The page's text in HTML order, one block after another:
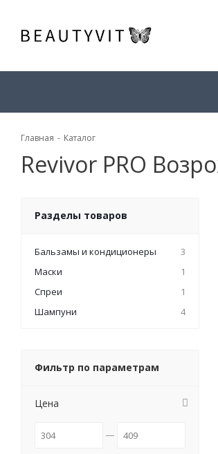
Главная - Каталог
Revivor PRO
Разделы товаров
Бальзамы и кондиционеры
3
Маски
1
Спреи
1
Шампуни
4
Фильтр по параметрам
Цена